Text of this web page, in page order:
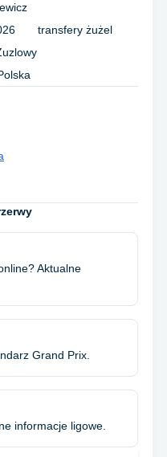
transfery żużel
Aktualne
Grand Prix.
informacje ligowe.